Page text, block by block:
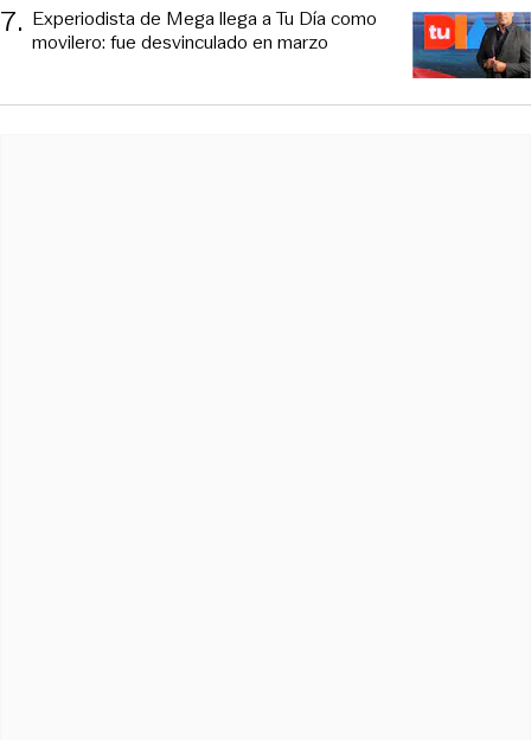
7. Experiodista de Mega llega a Tu Día como
movilero: fue desvinculado en marzo